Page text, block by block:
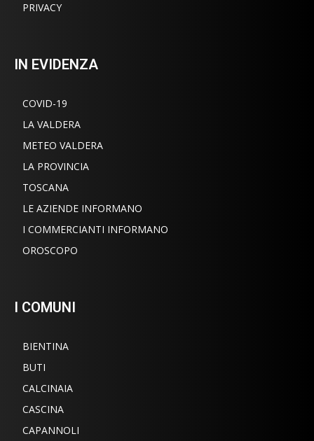
PRIVACY
IN EVIDENZA
COVID-19
LA VALDERA
METEO VALDERA
LA PROVINCIA
TOSCANA
LE AZIENDE INFORMANO
I COMMERCIANTI INFORMANO
OROSCOPO
I COMUNI
BIENTINA
BUTI
CALCINAIA
CASCINA
CAPANNOLI